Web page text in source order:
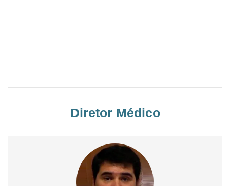
Diretor Médico